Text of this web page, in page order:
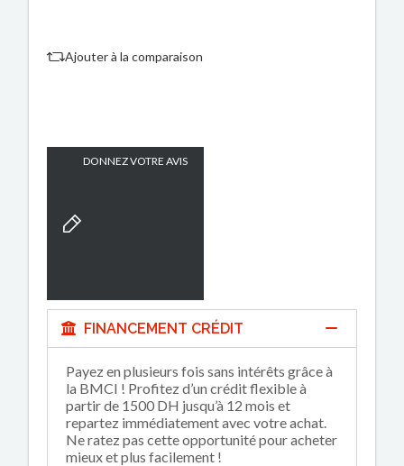
Ajouter à la comparaison
DONNEZ VOTRE AVIS
FINANCEMENT CRÉDIT
Payez en plusieurs fois sans intérêts grâce à
la BMCI ! Profitez d’un crédit flexible à
partir de 1500 DH jusqu’à 12 mois et
repartez immédiatement avec votre achat.
Ne ratez pas cette opportunité pour acheter
mieux et plus facilement !